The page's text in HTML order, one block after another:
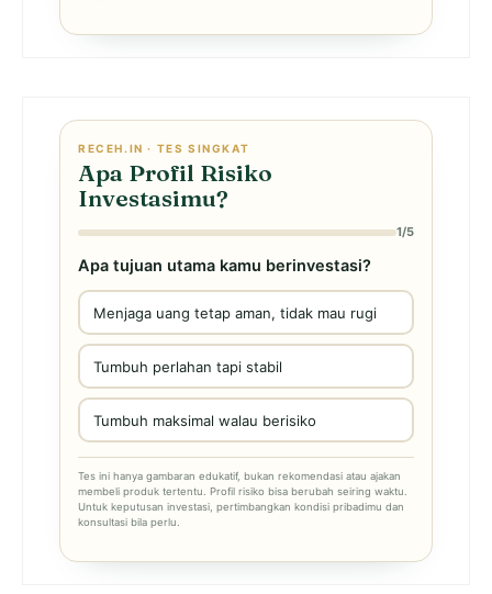
RECEH.IN · TES SINGKAT
Apa Profil Risiko
Investasimu?
1/5
Apa tujuan utama kamu berinvestasi?
Menjaga uang tetap aman, tidak mau rugi
Tumbuh perlahan tapi stabil
Tumbuh maksimal walau berisiko
Tes ini hanya gambaran edukatif, bukan rekomendasi atau ajakan
membeli produk tertentu. Profil risiko bisa berubah seiring waktu.
Untuk keputusan investasi, pertimbangkan kondisi pribadimu dan
konsultasi bila perlu.